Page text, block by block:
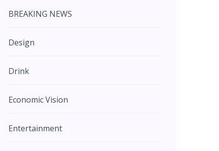
BREAKING NEWS
Design
Drink
Economic Vision
Entertainment